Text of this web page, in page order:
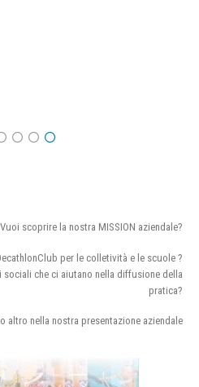
scoprire la nostra MISSION aziendale?
per le colletività e le scuole ?
sociali che ci aiutano nella diffusione della
pratica?
altro nella nostra presentazione aziendale